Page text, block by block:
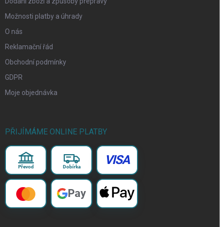
Možnosti platby a úhrady
O nás
Reklamační řád
Obchodní podmínky
GDPR
Moje objednávka
PŘIJÍMÁME ONLINE PLATBY
Převod Dobírka VISA
Pay